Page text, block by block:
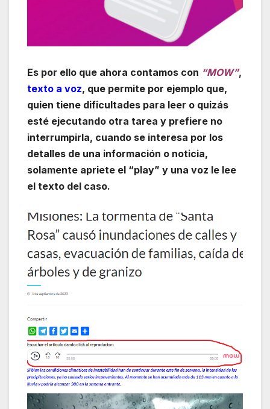
Es por ello que ahora contamos con “MOW”,
texto a voz, que permite por ejemplo que,
quien tiene dificultades para leer o quizás
esté ejecutando otra tarea y prefiere no
interrumpirla, cuando se interesa por los
detalles de una información o noticia,
solamente apriete el “play” y una voz le lee
el texto del caso.